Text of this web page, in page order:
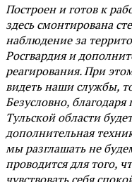
Построен и готов к
здесь смонтирована
наблюдение за
Росгвардия и
реагирования. При
видеть наши службы,
Безусловно,
Тульской области
дополнительная
мы разглашать не
проводится для того,